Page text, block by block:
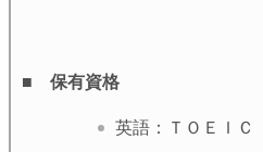
■ 保有資格
英語：ＴＯＥＩＣ